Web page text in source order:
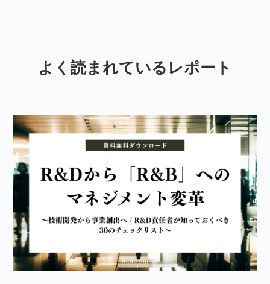
よく読まれているレポート